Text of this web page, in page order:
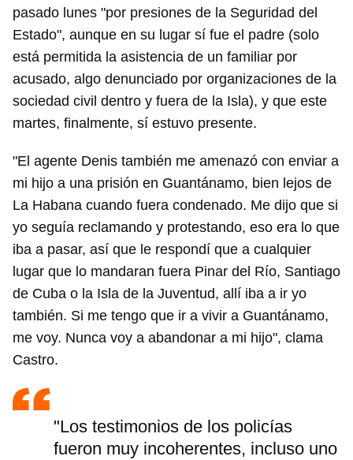
pasado lunes "por presiones de la Seguridad del
Estado", aunque en su lugar sí fue el padre (solo
está permitida la asistencia de un familiar por
acusado, algo denunciado por organizaciones de la
sociedad civil dentro y fuera de la Isla), y que este
martes, finalmente, sí estuvo presente.
"El agente Denis también me amenazó con enviar a
mi hijo a una prisión en Guantánamo, bien lejos de
La Habana cuando fuera condenado. Me dijo que si
yo seguía reclamando y protestando, eso era lo que
iba a pasar, así que le respondí que a cualquier
lugar que lo mandaran fuera Pinar del Río, Santiago
de Cuba o la Isla de la Juventud, allí iba a ir yo
también. Si me tengo que ir a vivir a Guantánamo,
me voy. Nunca voy a abandonar a mi hijo", clama
Castro.
"Los testimonios de los policías
fueron muy incoherentes, incluso uno